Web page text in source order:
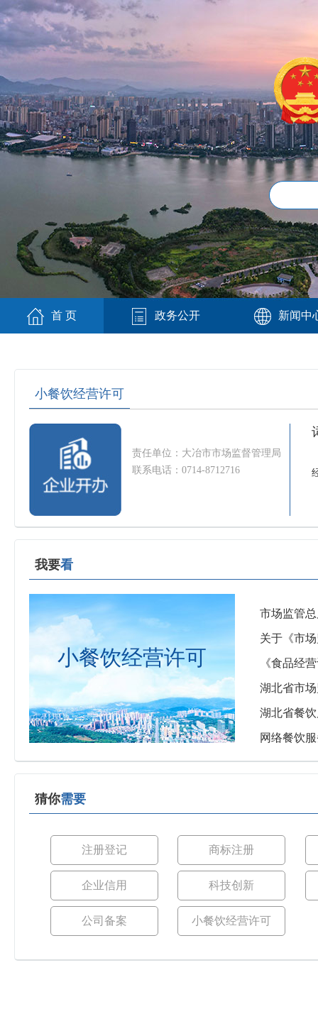
首 页 政务公开 新闻中
小餐饮经营许可
责任单位：大冶市市场监督管理局
联系电话：0714-8712716
我要看
小餐饮经营许可
市场监管
关于《市
《食品经
湖北省市
湖北省餐
网络餐饮
猜你需要
注册登记 商标注册
企业信用 科技创新
公司备案 小餐饮经营许可